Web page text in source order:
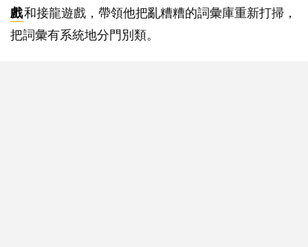
戲和接龍遊戲，帶領他把亂糟糟的詞彙庫重新打掃，
把詞彙有系統地分門別類。